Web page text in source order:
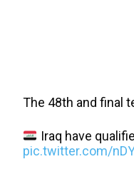
The 48th and final
Iraq have
pic.twitter.com/